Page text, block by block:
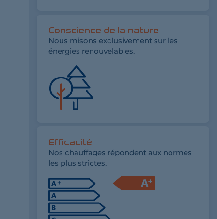
Conscience de la nature
Nous misons exclusivement sur les
énergies renouvelables.
Efficacité
Nos chauffages répondent aux normes
les plus strictes.